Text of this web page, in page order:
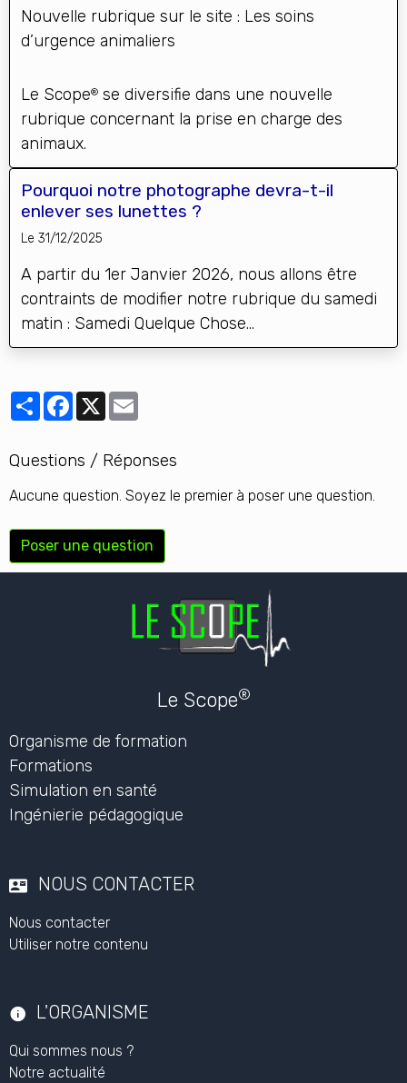
Nouvelle rubrique sur le site : Les soins
d’urgence animaliers
Le Scope® se diversifie dans une nouvelle
rubrique concernant la prise en charge des
animaux.
Pourquoi notre photographe devra-t-il
enlever ses lunettes ?
Le 31/12/2025
A partir du 1er Janvier 2026, nous allons être
contraints de modifier notre rubrique du samedi
matin : Samedi Quelque Chose...
PartagerFacebook
X
Questions / Réponses
Aucune question. Soyez le premier à poser une question.
Poser une question
Le Scope®
Organisme de formation
Formations
Simulation en santé
Ingénierie pédagogique
NOUS CONTACTER
Nous contacter
Utiliser notre contenu
L'ORGANISME
Qui sommes nous ?
Notre actualité